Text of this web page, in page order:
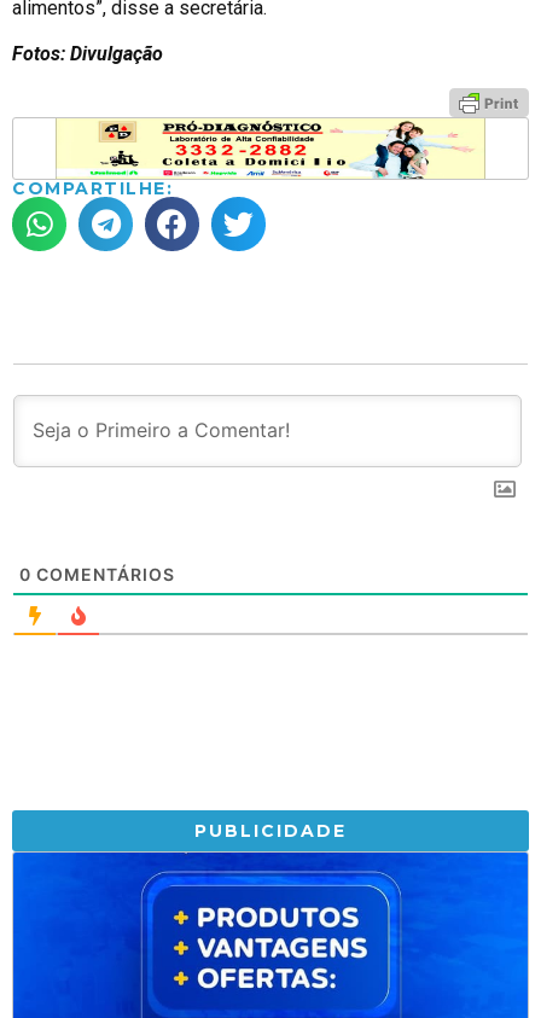
alimentos”, disse a secretária.
Fotos: Divulgação
COMPARTILHE:
0 COMENTÁRIOS
PUBLICIDADE